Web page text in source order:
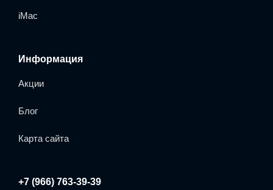
iMac
Информация
Акции
Блог
Карта сайта
+7 (966) 763-39-39